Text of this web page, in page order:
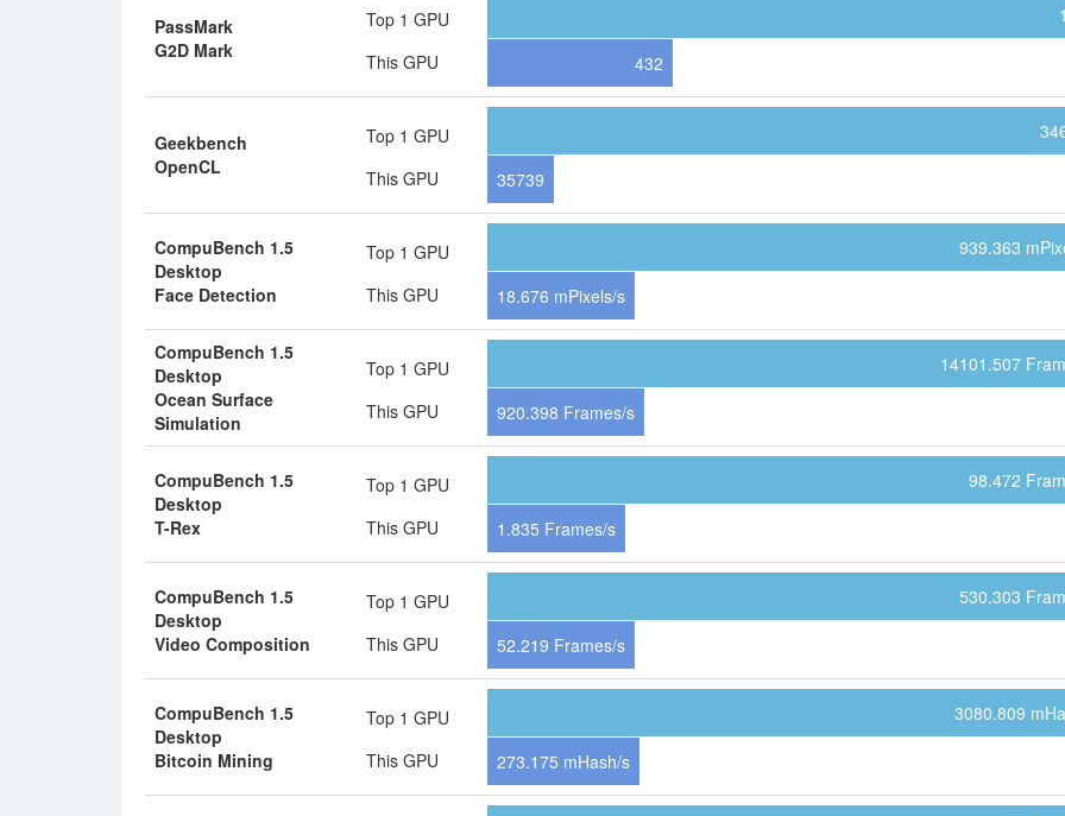
PassMark
G2D Mark
Top 1 GPU
This GPU
432
Geekbench
OpenCL
Top 1 GPU
This GPU
35739
CompuBench 1.5
Desktop
Face Detection
Top 1 GPU
This GPU
939.363
18.676 mPixels/s
CompuBench 1.5
Desktop
Ocean Surface
Simulation
Top 1 GPU
This GPU
14101.507
920.398 Frames/s
CompuBench 1.5
Desktop
T-Rex
Top 1 GPU
This GPU
98.472
1.835 Frames/s
CompuBench 1.5
Desktop
Video Composition
Top 1 GPU
This GPU
530.303
52.219 Frames/s
CompuBench 1.5
Desktop
Bitcoin Mining
Top 1 GPU
This GPU
3080.809
273.175 mHash/s